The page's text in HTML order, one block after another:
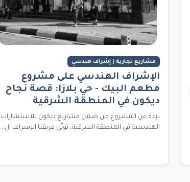
مشاريع تجارية | إشراف هندسي
الإشراف الهندسي على مشروع
مطعم البيك - حي بلازا: قصة نجاح
ديكون في المنطقة الشرقية
نبذة عن المشروع من ضمن مشاريع ديكون للاستشارات
الهندسية في المنطقة الشرقية، تولّى فريقنا الإشراف ال...